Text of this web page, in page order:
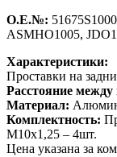
О.Е.№:
ASMHO1005,
Характеристики:
Проставки на
Расстояние
Материал:
Комплектность:
М10х1,25 – 4шт.
Цена указана за